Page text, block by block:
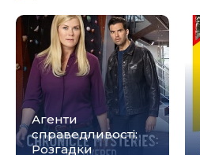
Агенти
справедливості:
Розгадки